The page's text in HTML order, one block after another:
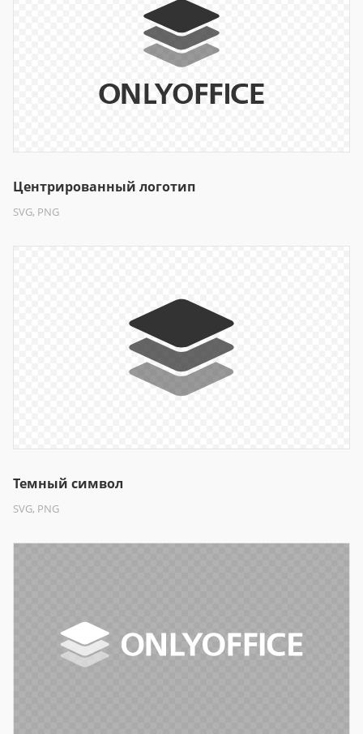
Центрированный логотип
SVG, PNG
Темный символ
SVG, PNG